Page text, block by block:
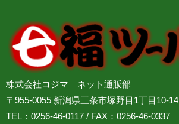
株式会社コジマ ネット通販部
〒955-0055 新潟県三条市塚野目1丁目10-14
TEL：0256-46-0117 / FAX：0256-46-0337